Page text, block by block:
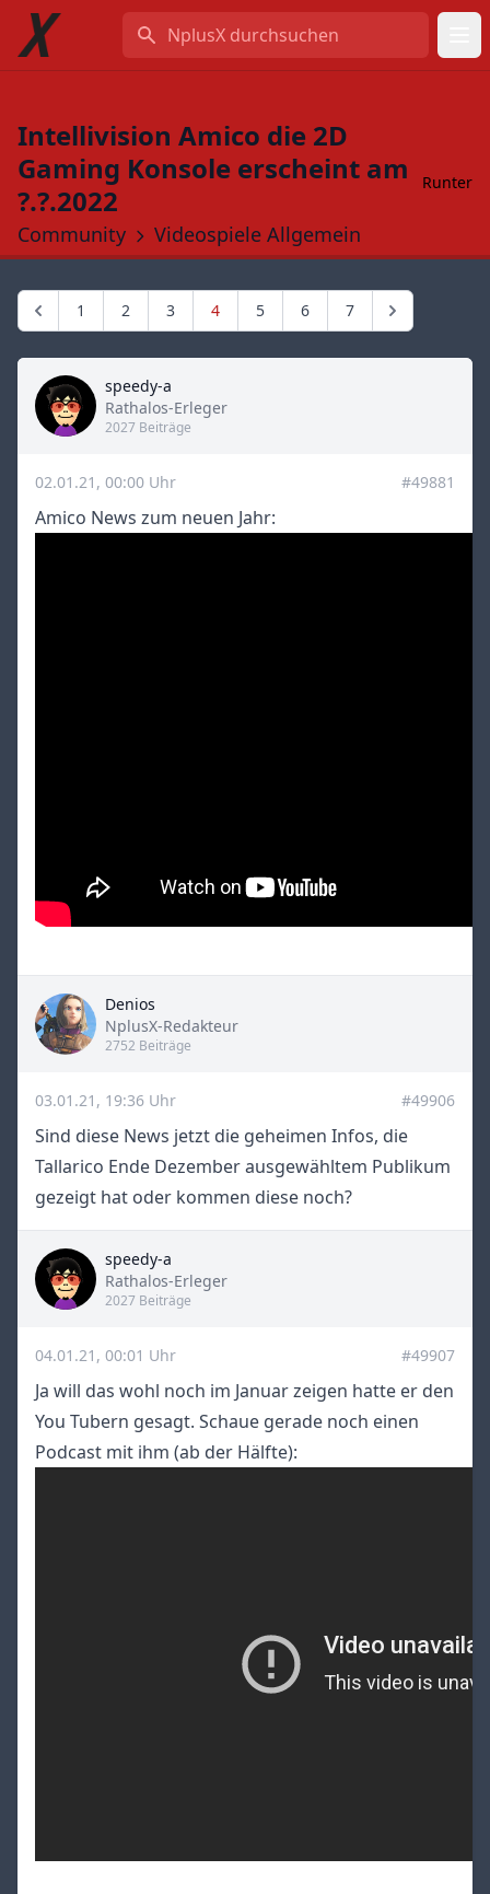
NplusX durchsuchen
Intellivision Amico die 2D
Gaming Konsole erscheint am
?.?.2022
Community Videospiele Allgemein
Runter
1 2 3 4 5 6 7
speedy-a
Title
Rathalos-Erleger
2027 Beiträge
02.01.21, 00:00 Uhr #49881
Amico News zum neuen Jahr:
Denios
Title
NplusX-Redakteur
2752 Beiträge
03.01.21, 19:36 Uhr #49906
Sind diese News jetzt die geheimen Infos, die
Tallarico Ende Dezember ausgewähltem Publikum
gezeigt hat oder kommen diese noch?
speedy-a
Title
Rathalos-Erleger
2027 Beiträge
04.01.21, 00:01 Uhr #49907
Ja will das wohl noch im Januar zeigen hatte er den
You Tubern gesagt. Schaue gerade noch einen
Podcast mit ihm (ab der Hälfte):